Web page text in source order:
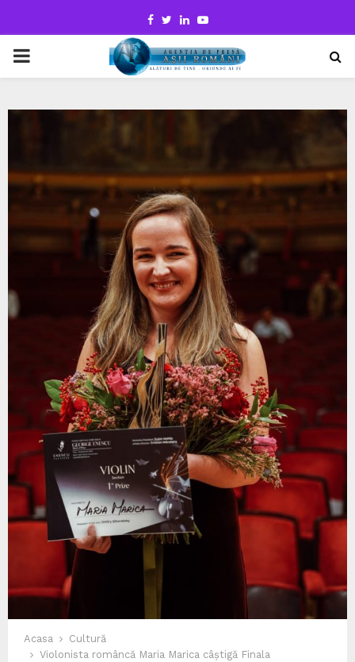
Facebook
TwitterLinkedinYoutube
PRIMARY
Acasa
Cultură
Violonista româncă Maria Marica câștigă Finala